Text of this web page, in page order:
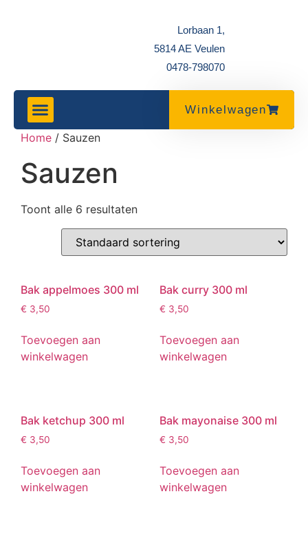
Lorbaan 1,
5814 AE Veulen
0478-798070
Winkelwagen
Home / Sauzen
Sauzen
Toont alle 6 resultaten
Bak appelmoes 300 ml
€ 3,50
Toevoegen aan
winkelwagen
Bak curry 300 ml
€ 3,50
Toevoegen aan
winkelwagen
Bak ketchup 300 ml
€ 3,50
Toevoegen aan
winkelwagen
Bak mayonaise 300 ml
€ 3,50
Toevoegen aan
winkelwagen